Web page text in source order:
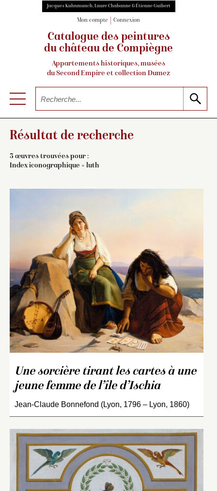
Jacques Kuhnmunch, Laure Chabanne & Étienne Guibert
Mon compte Connexion
Catalogue des peintures
du château de Compiègne
Appartements historiques, musées
du Second Empire et collection Dumez
Résultat de recherche
3 œuvres trouvées pour :
Index iconographique = luth
Une sorcière tirant les cartes à une
jeune femme de l’île d’Ischia
Jean-Claude Bonnefond (Lyon, 1796 – Lyon, 1860)